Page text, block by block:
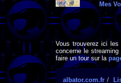
Mes
Vous trouverez ici
concerne le
faire un tour sur la
albator.com.fr